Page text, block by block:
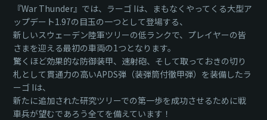
『War Thunder』では、ラーゴ Iは、まもなくやってくる大型ア
ップデート1.97の目玉の一つとして登場する、
新しいスウェーデン陸軍ツリーの低ランクで、プレイヤーの皆
さまを迎える最初の車両の1つとなります。
驚くほど効果的な防御装甲、速射砲、そして取っておきの切り
札として貫通力の高いAPDS弾（装弾筒付徹甲弾）を装備したラ
ーゴ Iは、
新たに追加された研究ツリーでの第一歩を成功させるために戦
車兵が望むであろう全てを備えています！